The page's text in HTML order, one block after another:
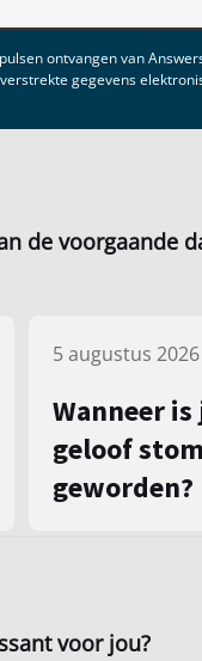
ontvangen van
gegevens
de voorgaande
5 augustus 2026
Wanneer is
geloof
geworden?
voor jou?